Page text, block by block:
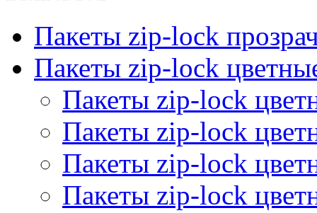
Пакеты zip-lock
Пакеты zip-lock
Пакеты zip-lock
Пакеты zip-lock
Пакеты zip-lock
Пакеты zip-lock